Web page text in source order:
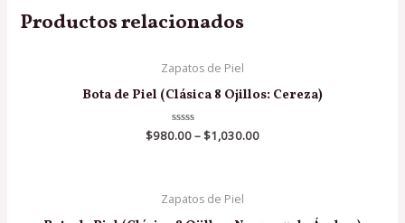
Productos relacionados
Zapatos de Piel
Bota de Piel (Clásica 8 Ojillos: Cereza)
Valorado
en
$980.00–$1,030.00
Zapatos de Piel